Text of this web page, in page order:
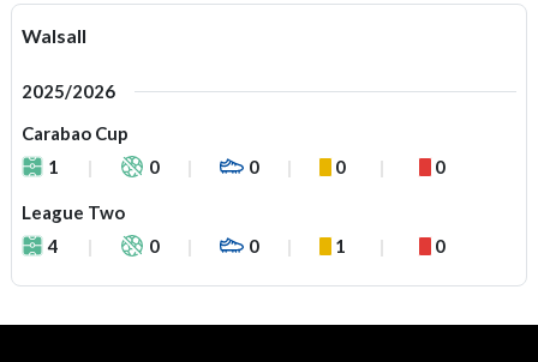
Walsall
2025/2026
Carabao Cup
1
0 0 0 0
League Two
4
0 0 1 0